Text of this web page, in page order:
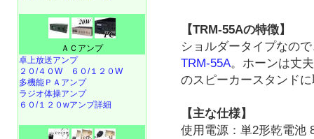
【TRM-55Aの特徴】
ショルダータイプなの
TRM-55A。ホーンは丈
のスピーカースタンド
【主な仕様】
使用電源：単2形乾電池
ＡＣアンプ
卓上放送アンプ
２０/４０W
６０/１２０W
多機能ＰＡアンプ
ラジオ体操アンプ
６０/１２０wアンプ詳細